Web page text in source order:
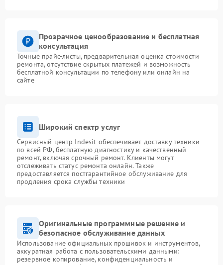
Прозрачное ценообразование и бесплатная
консультация
Точные прайс-листы, предварительная оценка стоимости
ремонта, отсутствие скрытых платежей и возможность
бесплатной консультации по телефону или онлайн на
сайте
Широкий спектр услуг
Сервисный центр Indesit обеспечивает доставку техники
по всей РФ, бесплатную диагностику и качественный
ремонт, включая срочный ремонт. Клиенты могут
отслеживать статус ремонта онлайн. Также
предоставляется постгарантийное обслуживание для
продления срока службы техники
Оригинальные программные решение и
безопасное обслуживание данных
Использование официальных прошивок и инструментов,
аккуратная работа с пользовательскими данными:
резервное копирование, конфиденциальность и